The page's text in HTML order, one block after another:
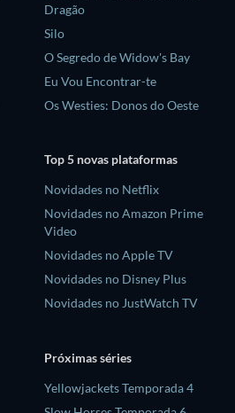
Dragão
Silo
O Segredo de Widow's Bay
Eu Vou Encontrar-te
Os Westies: Donos do Oeste
Top 5 novas plataformas
Novidades no Netflix
Novidades no Amazon Prime
Video
Novidades no Apple TV
Novidades no Disney Plus
Novidades no JustWatch TV
Próximas séries
Yellowjackets Temporada 4